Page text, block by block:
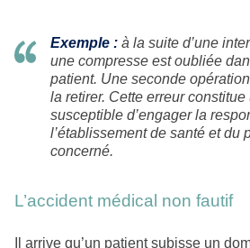
Exemple : à la suite d’une
une compresse est oubliée
patient. Une seconde
la retirer. Cette erreur
susceptible d’engager la
l’établissement de santé et du
concerné.
L’accident médical non fautif
Il arrive qu’un patient subisse un